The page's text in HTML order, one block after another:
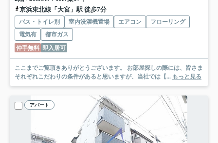
京浜東北線「大宮」駅 徒歩7分
バス・トイレ別 室内洗濯機置場 エアコン
フローリング
電気有
都市ガス
仲手無料 即入居可
ここまでご覧頂きありがとうございます。 お部屋探しの際には、皆さま
それぞれこだわりの条件があると思いますが、当社では【... もっと見る
アパート